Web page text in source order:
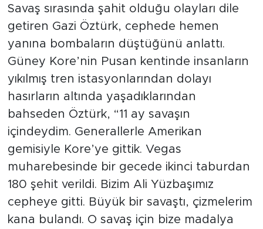
Savaş sırasında şahit olduğu olayları dile
getiren Gazi Öztürk, cephede hemen
yanına bombaların düştüğünü anlattı.
Güney Kore’nin Pusan kentinde insanların
yıkılmış tren istasyonlarından dolayı
hasırların altında yaşadıklarından
bahseden Öztürk, “11 ay savaşın
içindeydim. Generallerle Amerikan
gemisiyle Kore’ye gittik. Vegas
muharebesinde bir gecede ikinci taburdan
180 şehit verildi. Bizim Ali Yüzbaşımız
cepheye gitti. Büyük bir savaştı, çizmelerim
kana bulandı. O savaş için bize madalya